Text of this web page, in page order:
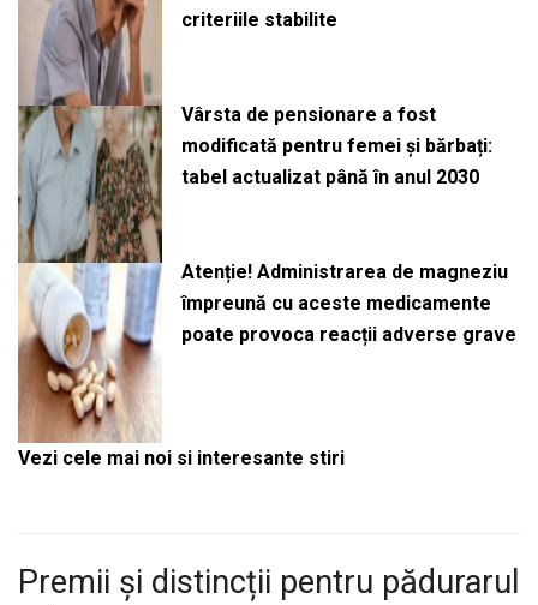
criteriile stabilite
Vârsta de pensionare a fost
modificată pentru femei și bărbați:
tabel actualizat până în anul 2030
Atenție! Administrarea de magneziu
împreună cu aceste medicamente
poate provoca reacții adverse grave
Vezi cele mai noi si interesante stiri
Premii și distincții pentru pădurarul